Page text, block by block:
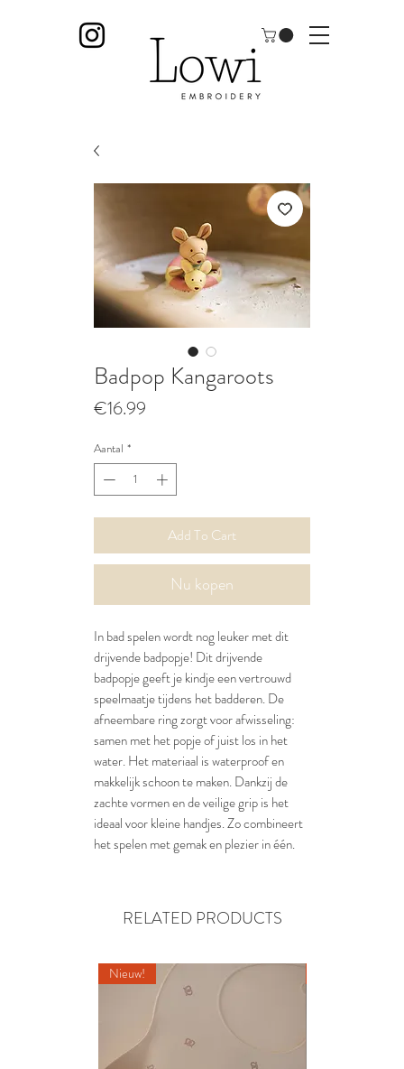
Badpop Kangaroots
€16.99
Aantal *
Add To Cart
Nu kopen
In bad spelen wordt nog leuker met dit
drijvende badpopje! Dit drijvende
badpopje geeft je kindje een vertrouwd
speelmaatje tijdens het badderen. De
afneembare ring zorgt voor afwisseling:
samen met het popje of juist los in het
water. Het materiaal is waterproof en
makkelijk schoon te maken. Dankzij de
zachte vormen en de veilige grip is het
ideaal voor kleine handjes. Zo combineert
het spelen met gemak en plezier in één.
RELATED PRODUCTS
Nieuw!